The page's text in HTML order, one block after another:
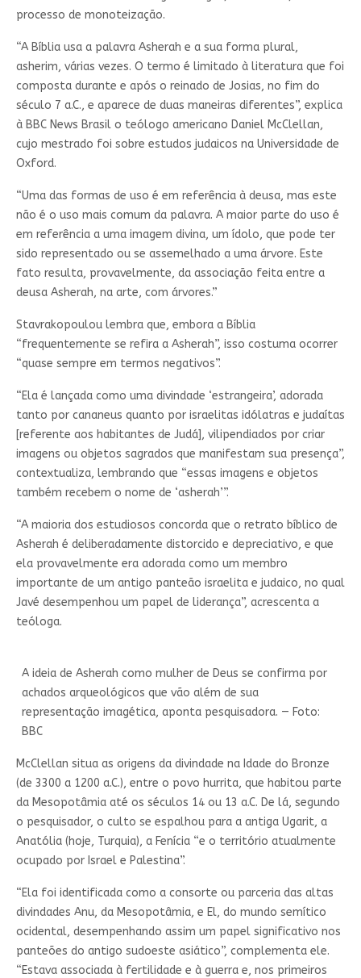
processo de monoteização.
“A Bíblia usa a palavra Asherah e a sua forma plural,
asherim, várias vezes. O termo é limitado à literatura que foi
composta durante e após o reinado de Josias, no fim do
século 7 a.C., e aparece de duas maneiras diferentes”, explica
à BBC News Brasil o teólogo americano Daniel McClellan,
cujo mestrado foi sobre estudos judaicos na Universidade de
Oxford.
“Uma das formas de uso é em referência à deusa, mas este
não é o uso mais comum da palavra. A maior parte do uso é
em referência a uma imagem divina, um ídolo, que pode ter
sido representado ou se assemelhado a uma árvore. Este
fato resulta, provavelmente, da associação feita entre a
deusa Asherah, na arte, com árvores.”
Stavrakopoulou lembra que, embora a Bíblia
“frequentemente se refira a Asherah”, isso costuma ocorrer
“quase sempre em termos negativos”.
“Ela é lançada como uma divindade ‘estrangeira’, adorada
tanto por cananeus quanto por israelitas idólatras e judaítas
[referente aos habitantes de Judá], vilipendiados por criar
imagens ou objetos sagrados que manifestam sua presença”,
contextualiza, lembrando que “essas imagens e objetos
também recebem o nome de ‘asherah’”.
“A maioria dos estudiosos concorda que o retrato bíblico de
Asherah é deliberadamente distorcido e depreciativo, e que
ela provavelmente era adorada como um membro
importante de um antigo panteão israelita e judaico, no qual
Javé desempenhou um papel de liderança”, acrescenta a
teóloga.
A ideia de Asherah como mulher de Deus se confirma por
achados arqueológicos que vão além de sua
representação imagética, aponta pesquisadora. — Foto:
BBC
McClellan situa as origens da divindade na Idade do Bronze
(de 3300 a 1200 a.C.), entre o povo hurrita, que habitou parte
da Mesopotâmia até os séculos 14 ou 13 a.C. De lá, segundo
o pesquisador, o culto se espalhou para a antiga Ugarit, a
Anatólia (hoje, Turquia), a Fenícia “e o território atualmente
ocupado por Israel e Palestina”.
“Ela foi identificada como a consorte ou parceria das altas
divindades Anu, da Mesopotâmia, e El, do mundo semítico
ocidental, desempenhando assim um papel significativo nos
panteões do antigo sudoeste asiático”, complementa ele.
“Estava associada à fertilidade e à guerra e, nos primeiros